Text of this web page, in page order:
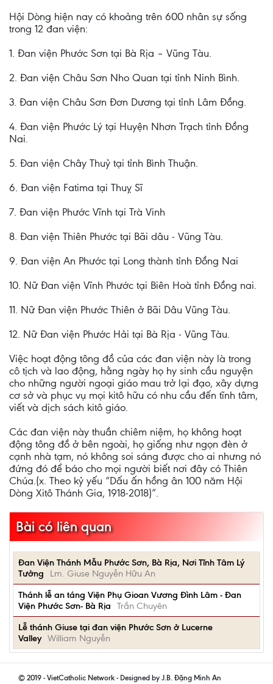
Hội Dòng hiện nay có khoảng trên 600 nhân sự sống
trong 12 đan viện:
1. Đan viện Phước Sơn tại Bà Rịa – Vũng Tàu.
2. Đan viện Châu Sơn Nho Quan tại tỉnh Ninh Bình.
3. Đan viện Châu Sơn Đơn Dương tại tỉnh Lâm Đồng.
4. Đan viện Phước Lý tại Huyện Nhơn Trạch tỉnh Đồng
Nai.
5. Đan viện Chây Thuỷ tại tỉnh Bình Thuận.
6. Đan viện Fatima tại Thuỵ Sĩ
7. Đan viện Phước Vĩnh tại Trà Vinh
8. Đan viện Thiên Phước tại Bãi dâu - Vũng Tàu.
9. Đan viện An Phước tại Long thành tỉnh Đồng Nai
10. Nữ Đan viện Vĩnh Phước tại Biên Hoà tỉnh Đồng nai.
11. Nữ Đan viện Phước Thiên ở Bãi Dâu Vũng Tàu.
12. Nữ Đan viện Phước Hải tại Bà Rịa - Vũng Tàu.
Việc hoạt động tông đồ của các đan viện này là trong
cô tịch và lao động, hằng ngày họ hy sinh cầu nguyện
cho những người ngoại giáo mau trở lại đạo, xây dựng
cơ sở và phục vụ mọi kitô hữu có nhu cầu đến tĩnh tâm,
viết và dịch sách kitô giáo.
Các đan viện này thuần chiêm niệm, họ không hoạt
động tông đồ ở bên ngoài, họ giống như ngọn đèn ở
cạnh nhà tạm, nó không soi sáng được cho ai nhưng nó
đứng đó để báo cho mọi người biết nơi đây có Thiên
Chúa.(x. Theo kỷ yếu “Dấu ấn hồng ân 100 năm Hội
Dòng Xitô Thánh Gia, 1918-2018)”.
Bài có liên quan
Đan Viện Thánh Mẫu Phước Sơn, Bà Rịa, Nơi Tĩnh Tâm Lý
Tưởng
Lm. Giuse Nguyễn Hữu An
Thánh lễ an táng Viện Phụ Gioan Vương Đình Lâm - Đan
Viện Phước Sơn- Bà Rịa
Trần Chuyên
Lễ thánh Giuse tại đan viện Phước Sơn ở Lucerne
Valley William Nguyễn
© 2019 - VietCatholic Network - Designed by J.B. Đặng Minh An